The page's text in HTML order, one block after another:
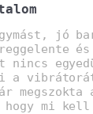
jó
és
a
mi kell